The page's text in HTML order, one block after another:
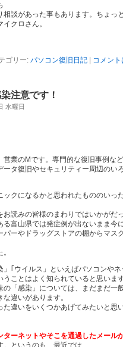
相談があった事もあります。ちょっ
クロさん。
ゴリー: パソコン復旧日記| コメン
注意です！
水曜日
業のMです。専門的な復旧事例な
ータ復旧やセキュリティー周辺のい
クになるかと思われたもののいっ
お読みの皆様のまわりではいかがだ
る富山県では発症例が出ないまま今
パーやドラッグストアの棚からマス
｢ウイルス」といえばパソコンや
うことはよく知られていると思います
の「感染」については、まだまだ一
違いがあります。
た違いをいくつかあげてみたいと思い
ターネットやそこを通過したメール
。というのも、最近では